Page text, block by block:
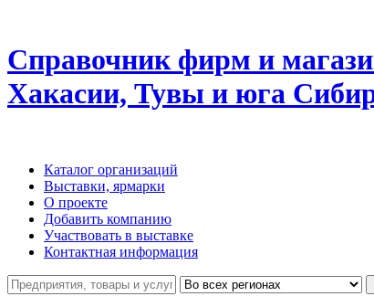
Справочник фирм и
Хакасии, Тувы и юга
Каталог организаций
Выставки, ярмарки
О проекте
Добавить компанию
Участвовать в выставке
Контактная информация